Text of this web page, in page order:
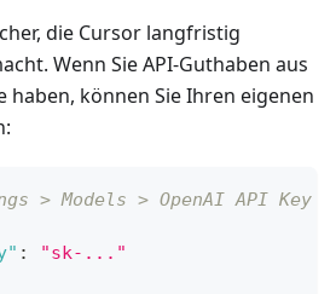
die Cursor langfristig
Wenn Sie API-Guthaben aus
haben, können Sie Ihren eigenen
> Models > OpenAI API Key
:
"sk-..."